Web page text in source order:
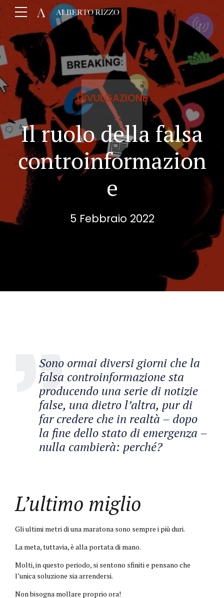
DIVULGAZIONE
Il ruolo della falsa
controinformazion
e
5 Febbraio 2022
Sono ormai diversi giorni che la
falsa controinformazione sta
producendo una serie di notizie
false, una dietro l’altra, pur di
far credere che in realtà – dopo
la fine dello stato di emergenza –
nulla cambierà: perché?
L’ultimo miglio
Gli ultimi metri di una maratona sono sempre i più duri.
La meta, tuttavia, è alla portata di mano.
Molti, in questo periodo, si sentono sfiniti e pensano che
l’unica soluzione sia arrendersi.
Non bisogna mollare proprio ora!